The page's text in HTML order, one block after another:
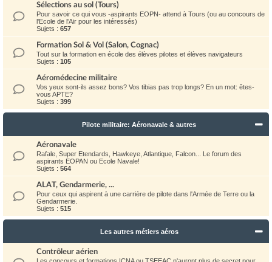
Sélections au sol (Tours)
Pour savoir ce qui vous -aspirants EOPN- attend à Tours (ou au concours de
l'Ecole de l'Air pour les intéressés)
Sujets : 657
Formation Sol & Vol (Salon, Cognac)
Tout sur la formation en école des élèves pilotes et élèves navigateurs
Sujets : 105
Aéromédecine militaire
Vos yeux sont-ils assez bons? Vos tibias pas trop longs? En un mot: êtes-
vous APTE?
Sujets : 399
Pilote militaire: Aéronavale & autres
Aéronavale
Rafale, Super Etendards, Hawkeye, Atlantique, Falcon... Le forum des
aspirants EOPAN ou Ecole Navale!
Sujets : 564
ALAT, Gendarmerie, ...
Pour ceux qui aspirent à une carrière de pilote dans l'Armée de Terre ou la
Gendarmerie.
Sujets : 515
Les autres métiers aéros
Contrôleur aérien